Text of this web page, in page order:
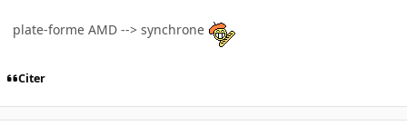
plate-forme AMD --> synchrone
Citer